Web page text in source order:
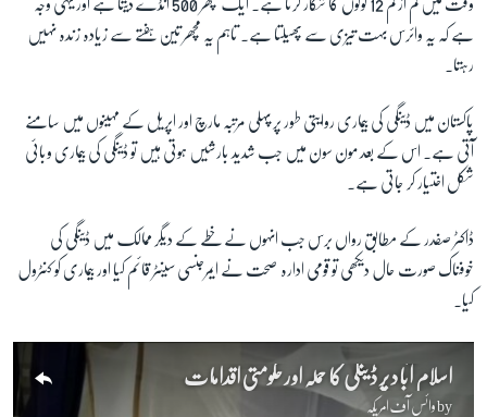
وقت ميں کم از کم 12 لوگوں کا شکار کرتا ہے۔ ايک مچھر 500 انڈے ديتا ہے اور يہی وجہ
ہے کہ يہ وائرس بہت تيزی سے پھيلتا ہے۔ تاہم يہ مچھر تين ہفتے سے زيادہ زندہ نہیں
رہتا۔
پاکستان ميں ڈينگی کی بيماری روايتی طور پر پہلی مرتبہ مارچ اور اپريل کے مہينوں ميں سامنے
آتی ہے۔ اس کے بعد مون سون ميں جب شديد بارشيں ہوتی ہيں تو ڈينگی کی بيماری وبائی
شکل اختيار کر جاتی ہے۔
ڈاکٹر صفدر کے مطابق رواں برس جب انہوں نے خطے کے ديگر ممالک ميں ڈينگی کی
خوفناک صورت حال ديکھی تو قومی ادارہ صحت نے ايمرجنسی سينٹر قائم کيا اور بيماری کو کنٹرول
کيا۔
اسلام آباد پر ڈینگی کا حملہ اور حکومتی اقدامات
byوائس آف امریکہ